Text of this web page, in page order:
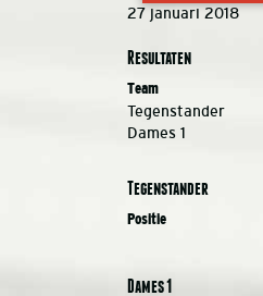
27 januari 2018
Resultaten
Team
Tegenstander
Dames 1
Tegenstander
Positie
Dames 1